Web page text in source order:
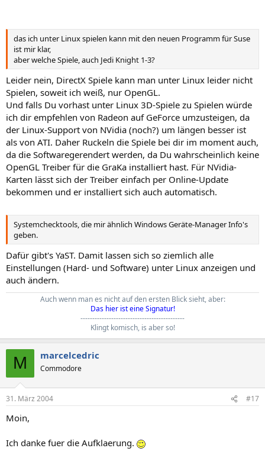
das ich unter Linux spielen kann mit den neuen Programm für Suse
ist mir klar,
aber welche Spiele, auch Jedi Knight 1-3?
Leider nein, DirectX Spiele kann man unter Linux leider nicht
Spielen, soweit ich weiß, nur OpenGL.
Und falls Du vorhast unter Linux 3D-Spiele zu Spielen würde
ich dir empfehlen von Radeon auf GeForce umzusteigen, da
der Linux-Support von NVidia (noch?) um längen besser ist
als von ATI. Daher Ruckeln die Spiele bei dir im moment auch,
da die Softwaregerendert werden, da Du wahrscheinlich keine
OpenGL Treiber für die GraKa installiert hast. Für NVidia-
Karten lässt sich der Treiber einfach per Online-Update
bekommen und er installiert sich auch automatisch.
Systemchecktools, die mir ähnlich Windows Geräte-Manager Info's
geben.
Dafür gibt's YaST. Damit lassen sich so ziemlich alle
Einstellungen (Hard- und Software) unter Linux anzeigen und
auch ändern.
Auch wenn man es nicht auf den ersten Blick sieht, aber:
Das hier ist eine Signatur!
--------------------------------------------
Klingt komisch, is aber so!
M marcelcedric
Commodore
31. März 2004 #17
Moin,
Ich danke fuer die Aufklaerung.